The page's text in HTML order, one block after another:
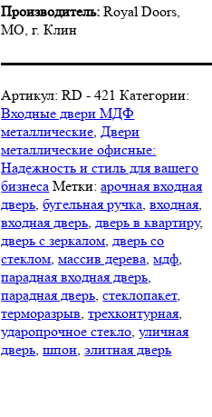
Производитель:Royal Doors,
МО, г. Клин
Артикул:RD - 421 Категории:
Входные двери МДФ
металлические,Двери
металлические офисные:
Надежность и стиль для вашего
бизнеса Метки:арочная входная
дверь,бугельная ручка,входная,
входная дверь,дверь в квартиру,
дверь с зеркалом,дверь со
стеклом,массив дерева,мдф,
парадная входная дверь,
парадная дверь,стеклопакет,
терморазрыв,трехконтурная,
ударопрочное стекло,уличная
дверь,шпон,элитная дверь